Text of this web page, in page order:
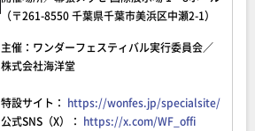
（〒261-8550 千葉県千葉市美浜区中瀬2-1）
主催：ワンダーフェスティバル実行委員会／
株式会社海洋堂
特設サイト： https://wonfes.jp/specialsite/
公式SNS（X）： https://x.com/WF_offi